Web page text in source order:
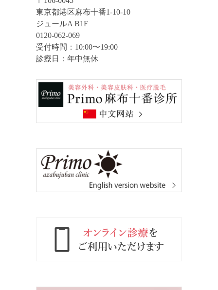
東京都港区麻布十番1-10-10
ジュールA B1F
0120-062-069
受付時間：10:00〜19:00
診療日：年中無休